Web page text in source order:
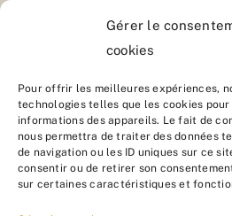
Gérer le
cookies
Pour offrir les meilleures expériences,
technologies telles que les cookies
informations des appareils. Le fait de
nous permettra de traiter des données
de navigation ou les ID uniques sur ce
consentir ou de retirer son
sur certaines caractéristiques et
Nous